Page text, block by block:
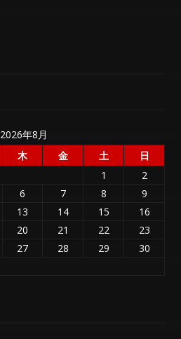
2026年8月
木 金 土
日
1
2
6 7 8
9
13 14 15
16
20 21 22
23
27 28 29
30